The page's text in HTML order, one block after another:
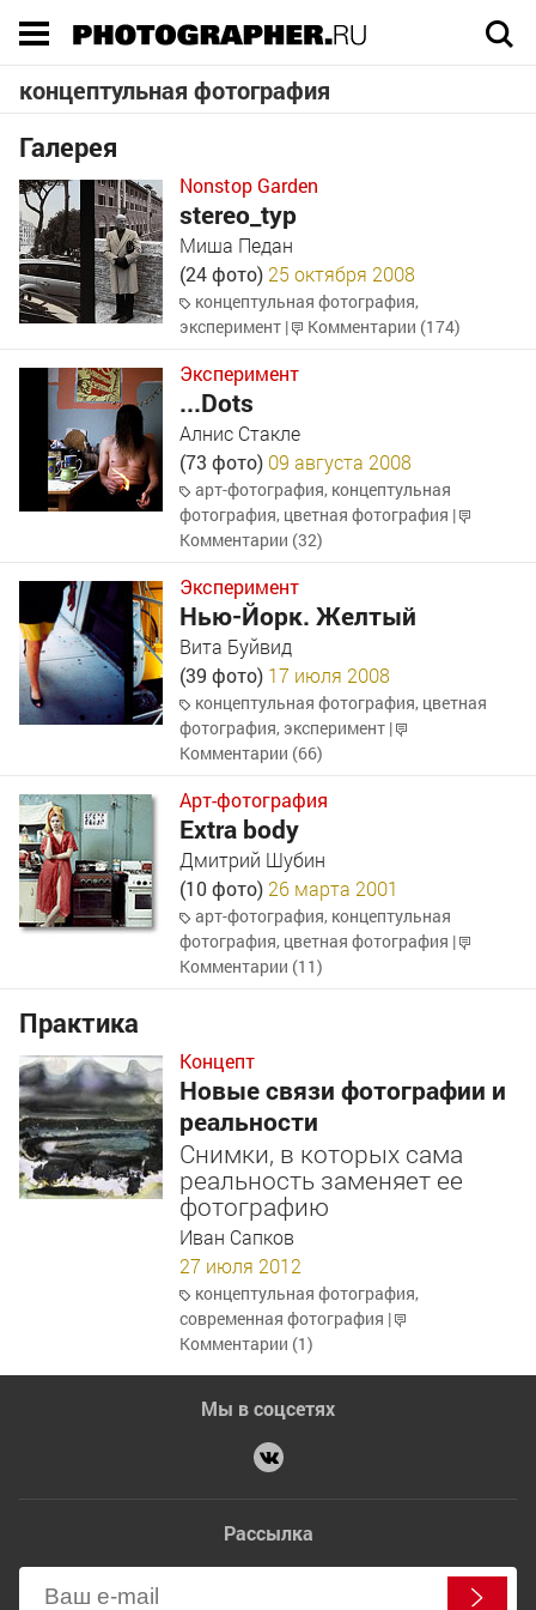
концептульная фотография
Галерея
Nonstop Garden
stereo_typ
Миша Педан
(24 фото) 25 октября 2008
концептульная фотография,
эксперимент | Комментарии (174)
Эксперимент
...Dots
Алнис Стакле
(73 фото) 09 августа 2008
арт-фотография, концептульная
фотография, цветная фотография |
Комментарии (32)
Эксперимент
Нью-Йорк. Желтый
Вита Буйвид
(39 фото) 17 июля 2008
концептульная фотография, цветная
фотография,эксперимент |
Комментарии (66)
Арт-фотография
Extra body
Дмитрий Шубин
(10 фото) 26 марта 2001
арт-фотография, концептульная
фотография, цветная фотография |
Комментарии (11)
Практика
Концепт
Новые связи фотографии и
реальности
Снимки, в которых сама
реальность заменяет ее
фотографию
Иван Сапков
27 июля 2012
концептульная фотография,
современная фотография |
Комментарии (1)
Мы в соцсетях
Рассылка